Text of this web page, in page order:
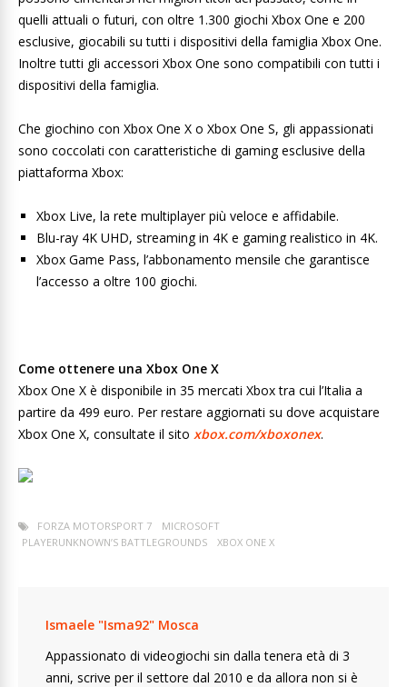
quelli attuali o futuri, con oltre 1.300 giochi Xbox One e 200
esclusive, giocabili su tutti i dispositivi della famiglia Xbox One.
Inoltre tutti gli accessori Xbox One sono compatibili con tutti i
dispositivi della famiglia.
Che giochino con Xbox One X o Xbox One S, gli appassionati
sono coccolati con caratteristiche di gaming esclusive della
piattaforma Xbox:
Xbox Live, la rete multiplayer più veloce e affidabile.
Blu-ray 4K UHD, streaming in 4K e gaming realistico in 4K.
Xbox Game Pass, l’abbonamento mensile che garantisce
l’accesso a oltre 100 giochi.
Come ottenere una Xbox One X
Xbox One X è disponibile in 35 mercati Xbox tra cui l’Italia a
partire da 499 euro. Per restare aggiornati su dove acquistare
Xbox One X, consultate il sito xbox.com/xboxonex.
FORZA MOTORSPORT 7
MICROSOFT
PLAYERUNKNOWN’S BATTLEGROUNDS
XBOX ONE X
Ismaele "Isma92" Mosca
Appassionato di videogiochi sin dalla tenera età di 3
anni, scrive per il settore dal 2010 e da allora non si è